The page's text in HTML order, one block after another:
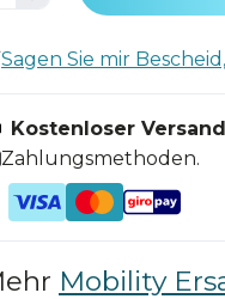
Sagen Sie mir
Kostenloser
Zahlungsmethoden.
Mobility